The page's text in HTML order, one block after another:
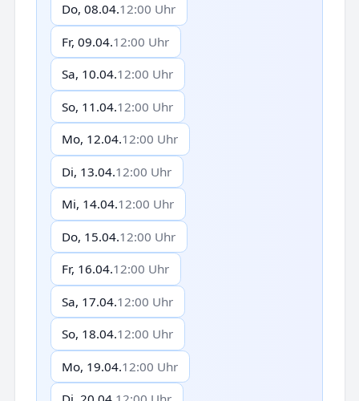
Do, 08.04.12:00 Uhr
Fr, 09.04.12:00 Uhr
Sa, 10.04.12:00 Uhr
So, 11.04.12:00 Uhr
Mo, 12.04.12:00 Uhr
Di, 13.04.12:00 Uhr
Mi, 14.04.12:00 Uhr
Do, 15.04.12:00 Uhr
Fr, 16.04.12:00 Uhr
Sa, 17.04.12:00 Uhr
So, 18.04.12:00 Uhr
Mo, 19.04.12:00 Uhr